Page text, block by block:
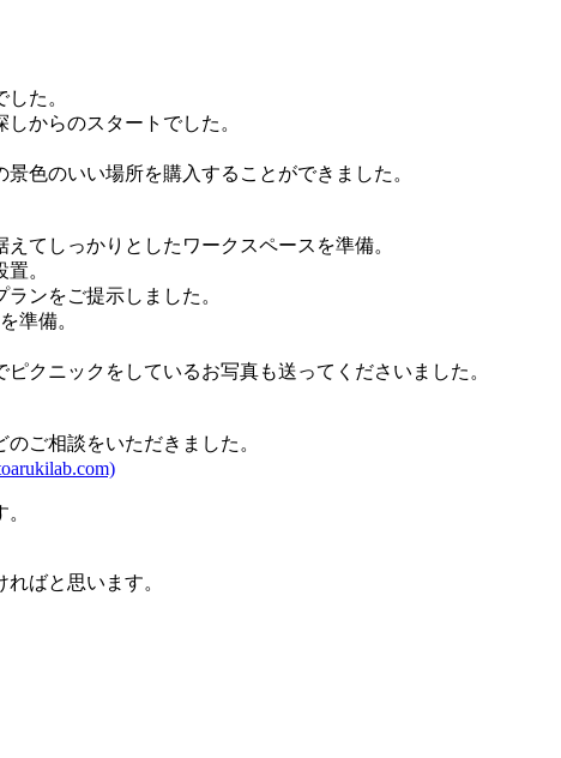
た。
からのスタートでした。
色のいい場所を購入することができました。
てしっかりとしたワークスペースを準備。
。
ンをご提示しました。
準備。
クニックをしているお写真も送ってくださいました。
ご相談をいただきました。
ばと思います。